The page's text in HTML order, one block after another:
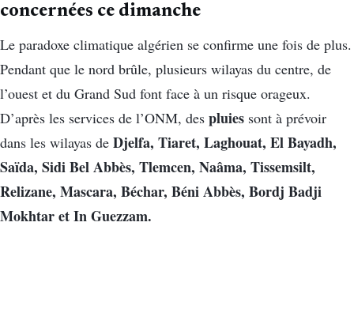
concernées ce dimanche
Le paradoxe climatique algérien se confirme une fois de plus.
Pendant que le nord brûle, plusieurs wilayas du centre, de
l’ouest et du Grand Sud font face à un risque orageux.
D’après les services de l’ONM, des pluies sont à prévoir
dans les wilayas de Djelfa, Tiaret, Laghouat, El Bayadh,
Saïda, Sidi Bel Abbès, Tlemcen, Naâma, Tissemsilt,
Relizane, Mascara, Béchar, Béni Abbès, Bordj Badji
Mokhtar et In Guezzam.